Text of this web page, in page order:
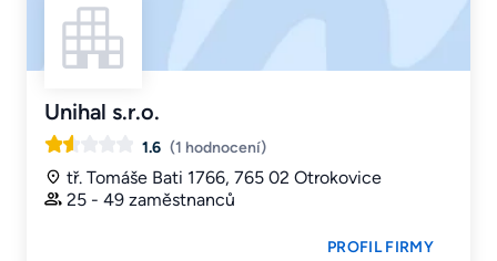
Unihal s.r.o.
1.6 (1 hodnocení)
tř. Tomáše Bati 1766, 765 02 Otrokovice
25 - 49 zaměstnanců
PROFIL FIRMY